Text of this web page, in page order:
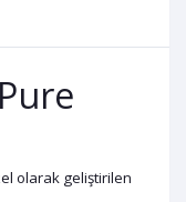
olarak geliştirilen